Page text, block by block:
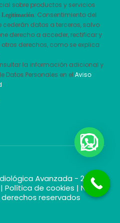
sobre productos y servicios
Legitimación: Consentimiento del
cederán datos a terceros, salvo
derecho a acceder, rectificar y
derechos, como se explica
la información adicional y
Datos Personales en el Aviso
Avanzada - 2026 |
| Política de cookies | Nota
reservados